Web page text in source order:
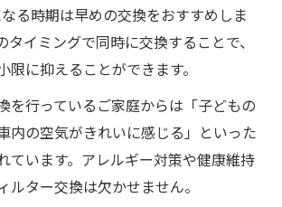
なる時期は早めの交換をおすすめしま
タイミングで同時に交換することで、
限に抑えることができます。
を行っているご家庭からは「子どもの
内の空気がきれいに感じる」といった
ています。アレルギー対策や健康維持
ルター交換は欠かせません。